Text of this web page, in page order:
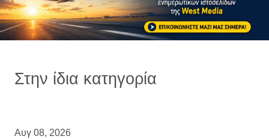
Στην ίδια κατηγορία
Αυγ 08, 2026